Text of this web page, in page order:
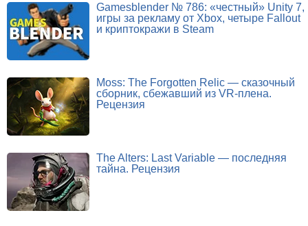
Gamesblender № 786: «честный» Unity 7,
игры за рекламу от Xbox, четыре Fallout
и криптокражи в Steam
Moss: The Forgotten Relic — сказочный
сборник, сбежавший из VR-плена.
Рецензия
The Alters: Last Variable — последняя
тайна. Рецензия